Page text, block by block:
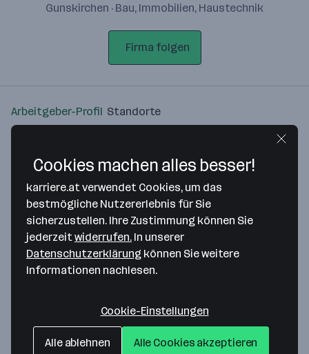
Gunskirchen · Bau, Immobilien, Haustechnik
Firma folgen
Arbeitgeber-Profil Standorte
Bitte stimme unseren Cookie-
Richtlinien zu, um diese Karte
anzuzeigen.
Cookies machen alles besser!
karriere.at verwendet Cookies, um das
bestmögliche Nutzererlebnis für Sie
sicherzustellen. Ihre Zustimmung können Sie
jederzeitwiderrufen. In unserer
Datenschutzerklärung können Sie weitere
Informationen nachlesen.
Cookie-Einstellungen
Alle ablehnen Alle Cookies akzeptieren